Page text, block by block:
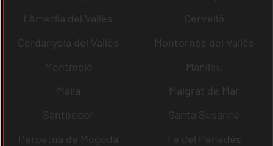
l´Ametlla del Vallès
Cervelló
Cerdanyola del Vallès
Montornès del Vallès
Montmeló
Manlleu
Malla
Malgrat de Mar
Santpedor
Santa Susanna
Perpètua de Mogoda
Fe del Penedès